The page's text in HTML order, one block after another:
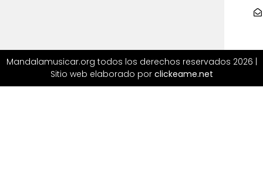
Mandalamusicar.org todos los derechos reservados 2026 |
Sitio web elaborado por clickeame.net